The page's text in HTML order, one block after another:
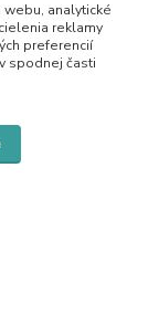
analytické
reklamy
preferencií
spodnej časti